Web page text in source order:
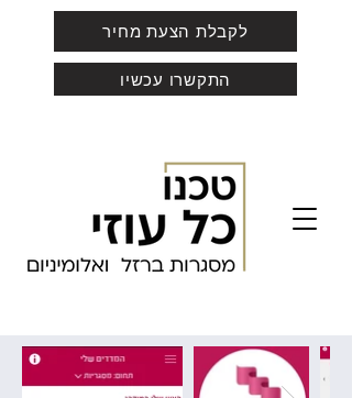
לקבלת הצעת מחיר
התקשרו עכשיו